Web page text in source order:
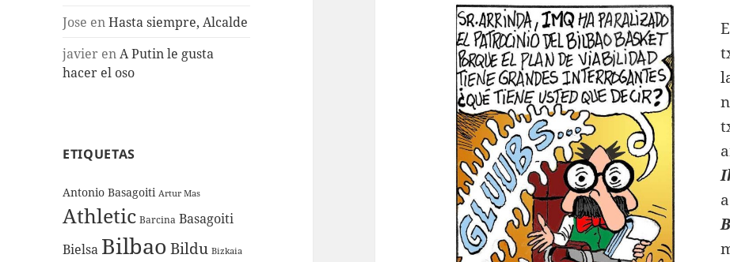
Jose enHasta siempre, Alcalde
javier enA Putin le gusta
hacer el oso
ETIQUETAS
Antonio Basagoiti Artur Mas
Athletic Barcina Basagoiti
Bielsa Bilbao Bildu Bizkaia